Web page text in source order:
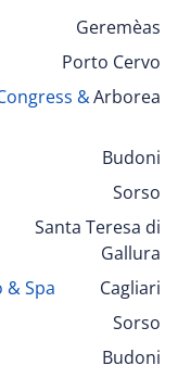
Geremèas
Porto Cervo
&Arborea
Budoni
Sorso
Santa Teresa di
Gallura
& Spa
Cagliari
Sorso
Budoni